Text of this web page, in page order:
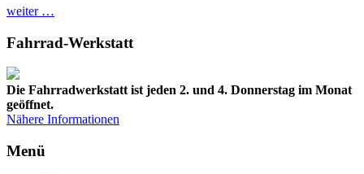
weiter …
Fahrrad-Werkstatt
Die Fahrradwerkstatt ist jeden 2. und 4. Donnerstag im Monat
geöffnet.
Nähere Informationen
Menü